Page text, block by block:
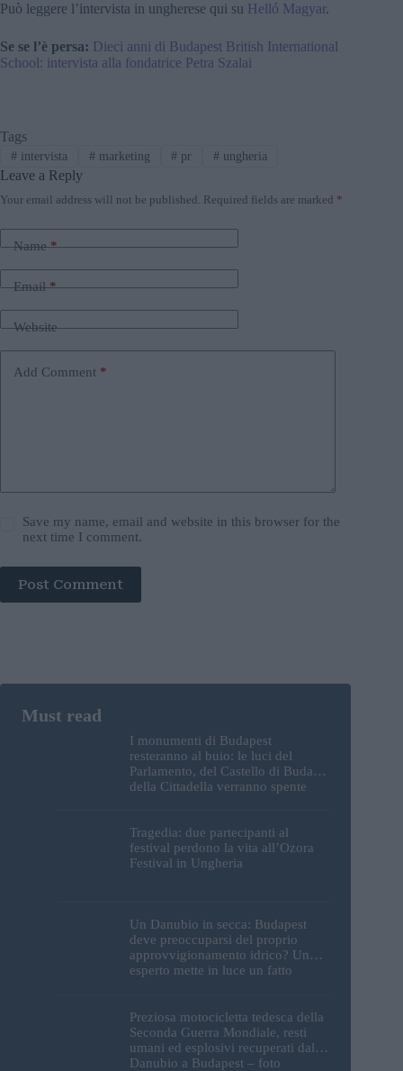
Può leggere l’intervista in ungherese qui su Helló Magyar.
Se se l’è persa: Dieci anni di Budapest British International
School: intervista alla fondatrice Petra Szalai
Tags
#intervista #marketing # pr # ungheria
Leave a Reply
Your email address will not be published. Required fields are marked *
Name*
Email*
Website
Add Comment *
Save my name, email and website in this browser for the
next time I comment.
Post Comment
I monumenti di Budapest
resteranno al buio: le luci del
Parlamento, del Castello di Buda e
della Cittadella verranno spente
Tragedia: due partecipanti al
festival perdono la vita all’Ozora
Festival in Ungheria
Un Danubio in secca: Budapest
deve preoccuparsi del proprio
approvvigionamento idrico? Un
esperto mette in luce un fatto
Preziosa motocicletta tedesca della
Seconda Guerra Mondiale, resti
umani ed esplosivi recuperati dal
Danubio a Budapest – foto